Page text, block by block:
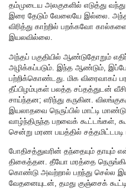
தம்முடைய அலகுகளில் எடுத்து
இரை தேடும் வேலையே இல்லை.
விரித்து காற்றில் பறக்கவோ
இயலவில்லை.
அந்தப் பகுதியில் ஆண்டுதோறும்
அழிக்கப்படும். இந்த ஆண்டும்,
பற்றிக்கொண்டது. மிக விரைவாகப்
தீப்பிழம்புகள் பலத்த சப்தத்துடன்
சாய்ந்தன; எரிந்து கருகின.
இயலாதவை நெருப்பில் மாட்டி
வாழ்ந்திருந்த பறவைக் கூட்டங்கள்,
சென்று மரண பயத்தில் சத்தமிட்டபடி
போதிசத்துவரின் தந்தையும்
திகைத்தன. தீயோ மரத்தை
கொண்டு அவற்றால் பறந்து செல்ல
வேதனையுடன், தமது குஞ்சைக்